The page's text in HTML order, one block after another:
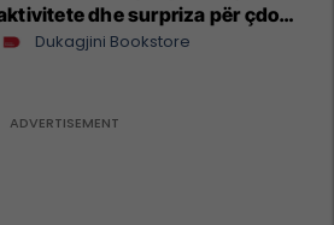
dhe surpriza për çdo
lexuesDukagjini Bookstore